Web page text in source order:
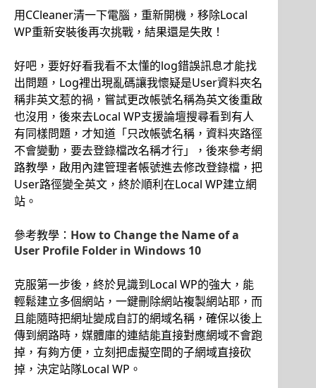
用CCleaner清一下電腦，重新開機，移除Local
WP重新安裝後再次挑戰，結果還是失敗！
好吧，要好好看我看不太懂的log錯誤訊息才能找
出問題，Log裡出現亂碼讓我懷疑是User資料夾名
稱非英文惹的禍，嘗試更改帳號名稱為英文後重啟
也沒用，後來去Local WP支援論壇搜尋看到有人
有同樣問題，才知道「只改帳號名稱，資料夾路徑
不會變動，要去登錄檔改名稱才行」，後來參考網
路教學，啟用內建管理者帳號進去修改登錄檔，把
User路徑變全英文，終於順利在Local WP建立網
站。
參考教學： How to Change the Name of a
User Profile Folder in Windows 10
克服第一步後，終於見識到Local WP的強大，能
輕鬆建立多個網站，一鍵刪除網站複製網站耶，而
且能隨時把網址變成自訂的網域名稱，確保以後上
傳到網路時，媒體庫的連結能直接對應網域不會跑
掉，有夠方便，立刻把虛擬空間的子網域直接砍
掉，決定站隊Local WP。